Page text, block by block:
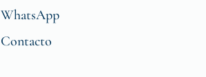
WhatsApp
Contacto